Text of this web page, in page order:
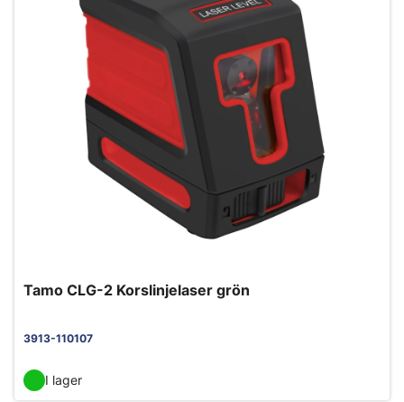
Tamo CLG-2 Korslinjelaser grön
3913-110107
I lager